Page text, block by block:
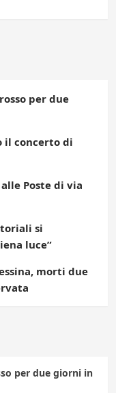
per due
il concerto di
Poste di via
si
luce”
morti due
per due giorni in